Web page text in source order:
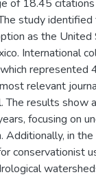
of 18.45
study
as the United
International
relevant
The results show
focusing on
Additionally, in
conservationist